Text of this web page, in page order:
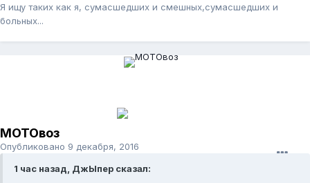
Я ищу таких как я, сумасшедших и смешных,сумасшедших и
больных...
МОТОвоз
Опубликовано 9 декабря, 2016
1 час назад, ДжЫпер сказал: